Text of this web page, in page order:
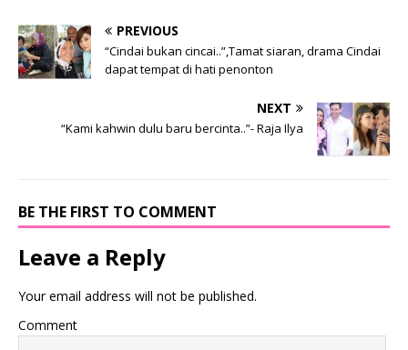
PREVIOUS
“Cindai bukan cincai..”,Tamat siaran, drama Cindai
dapat tempat di hati penonton
NEXT
“Kami kahwin dulu baru bercinta..”- Raja Ilya
BE THE FIRST TO COMMENT
Leave a Reply
Your email address will not be published.
Comment